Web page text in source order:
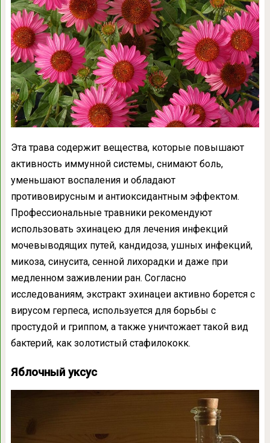
Эта трава содержит вещества, которые повышают
активность иммунной системы, снимают боль,
уменьшают воспаления и обладают
противовирусным и антиоксидантным эффектом.
Профессиональные травники рекомендуют
использовать эхинацею для лечения инфекций
мочевыводящих путей, кандидоза, ушных инфекций,
микоза, синусита, сенной лихорадки и даже при
медленном заживлении ран. Согласно
исследованиям, экстракт эхинацеи активно борется с
вирусом герпеса, используется для борьбы с
простудой и гриппом, а также уничтожает такой вид
бактерий, как золотистый стафилококк.
Яблочный уксус